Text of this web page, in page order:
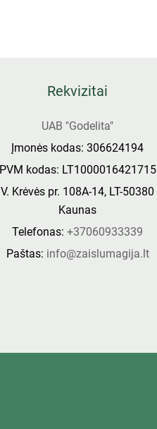
Rekvizitai
UAB "Godelita"
Įmonės kodas: 306624194
PVM kodas: LT1000016421715
V. Krėvės pr. 108A-14, LT-50380
Kaunas
Telefonas:+37060933339
Paštas: info@zaislumagija.lt